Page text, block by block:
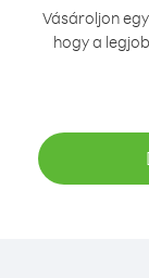
Vásároljon
hogy a